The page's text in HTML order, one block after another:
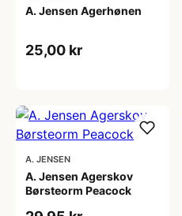
A. Jensen Agerhønen
25,00 kr
A. JENSEN
A. Jensen Agerskov
Børsteorm Peacock